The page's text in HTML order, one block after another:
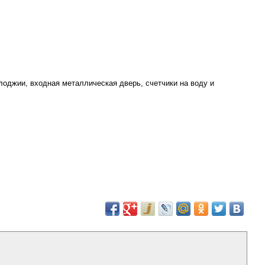
входная металлическая дверь, счетчики на воду и